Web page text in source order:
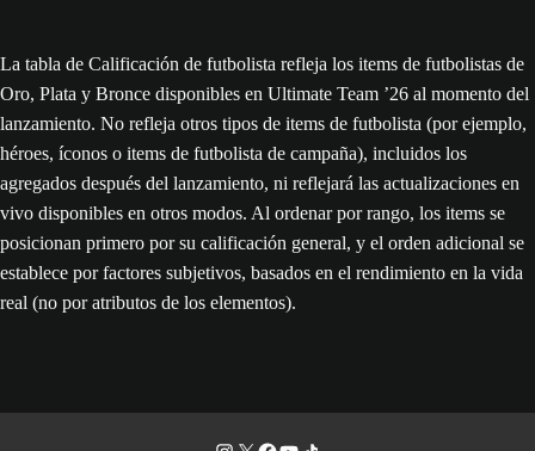
La tabla de Calificación de futbolista refleja los items de futbolistas de
Oro, Plata y Bronce disponibles en Ultimate Team ’26 al momento del
lanzamiento. No refleja otros tipos de items de futbolista (por ejemplo,
héroes, íconos o items de futbolista de campaña), incluidos los
agregados después del lanzamiento, ni reflejará las actualizaciones en
vivo disponibles en otros modos. Al ordenar por rango, los items se
posicionan primero por su calificación general, y el orden adicional se
establece por factores subjetivos, basados en el rendimiento en la vida
real (no por atributos de los elementos).